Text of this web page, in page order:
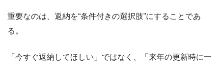
重要なのは、返納を“条件付きの選択肢”にすることであ
る。
「今すぐ返納してほしい」ではなく、「来年の更新時に一